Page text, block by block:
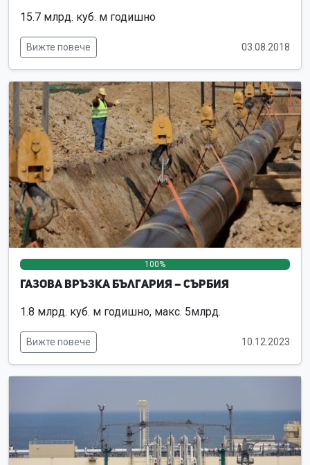
15.7 млрд. куб. м годишно
Вижте повече 03.08.2018
100%
Газова връзка България – Сърбия
1.8 млрд. куб. м годишно, макс. 5млрд.
Вижте повече 10.12.2023